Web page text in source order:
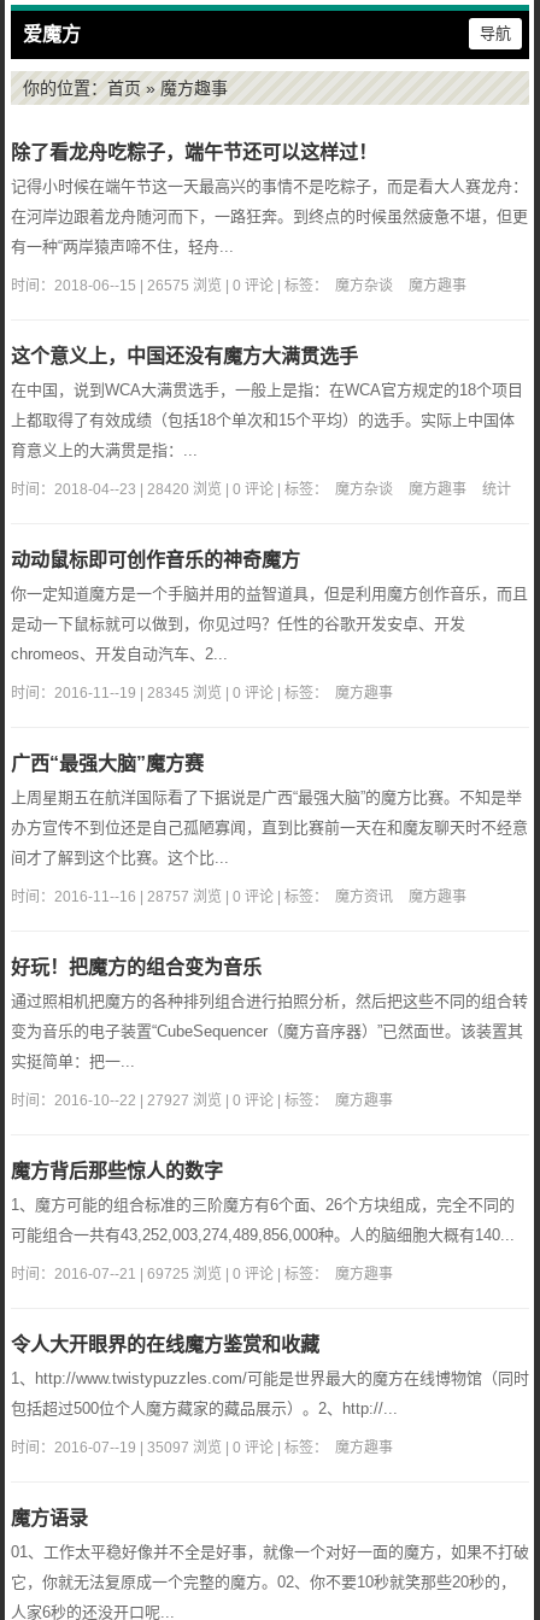
爱魔方 导航
你的位置： 首页» 魔方趣事
除了看龙舟吃粽子，端午节还可以这样过！
记得小时候在端午节这一天最高兴的事情不是吃粽子，而是看大人赛龙舟：
在河岸边跟着龙舟随河而下，一路狂奔。到终点的时候虽然疲惫不堪，但更
有一种“两岸猿声啼不住，轻舟...
时间：2018-06--15 | 26575 浏览 | 0 评论 | 标签： 魔方杂谈 魔方趣事
这个意义上，中国还没有魔方大满贯选手
在中国，说到WCA大满贯选手，一般上是指：在WCA官方规定的18个项目
上都取得了有效成绩（包括18个单次和15个平均）的选手。实际上中国体
育意义上的大满贯是指：...
时间：2018-04--23 | 28420 浏览 | 0 评论 | 标签： 魔方杂谈 魔方趣事 统计
动动鼠标即可创作音乐的神奇魔方
你一定知道魔方是一个手脑并用的益智道具，但是利用魔方创作音乐，而且
是动一下鼠标就可以做到，你见过吗？任性的谷歌开发安卓、开发
chromeos、开发自动汽车、2...
时间：2016-11--19 | 28345 浏览 | 0 评论 | 标签： 魔方趣事
广西“最强大脑”魔方赛
上周星期五在航洋国际看了下据说是广西“最强大脑”的魔方比赛。不知是举
办方宣传不到位还是自己孤陋寡闻，直到比赛前一天在和魔友聊天时不经意
间才了解到这个比赛。这个比...
时间：2016-11--16 | 28757 浏览 | 0 评论 | 标签： 魔方资讯 魔方趣事
好玩！把魔方的组合变为音乐
通过照相机把魔方的各种排列组合进行拍照分析，然后把这些不同的组合转
变为音乐的电子装置“CubeSequencer（魔方音序器）”已然面世。该装置其
实挺简单：把一...
时间：2016-10--22 | 27927 浏览 | 0 评论 | 标签： 魔方趣事
魔方背后那些惊人的数字
1、魔方可能的组合标准的三阶魔方有6个面、26个方块组成，完全不同的
可能组合一共有43,252,003,274,489,856,000种。人的脑细胞大概有140...
时间：2016-07--21 | 69725 浏览 | 0 评论 | 标签： 魔方趣事
令人大开眼界的在线魔方鉴赏和收藏
1、http://www.twistypuzzles.com/可能是世界最大的魔方在线博物馆（同时
包括超过500位个人魔方藏家的藏品展示）。2、http://...
时间：2016-07--19 | 35097 浏览 | 0 评论 | 标签： 魔方趣事
魔方语录
01、工作太平稳好像并不全是好事，就像一个对好一面的魔方，如果不打破
它，你就无法复原成一个完整的魔方。02、你不要10秒就笑那些20秒的，
人家6秒的还没开口呢...